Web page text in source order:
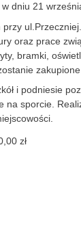
dniu 21
oraz prace
bramki,
i podniesie
sporcie.
zł